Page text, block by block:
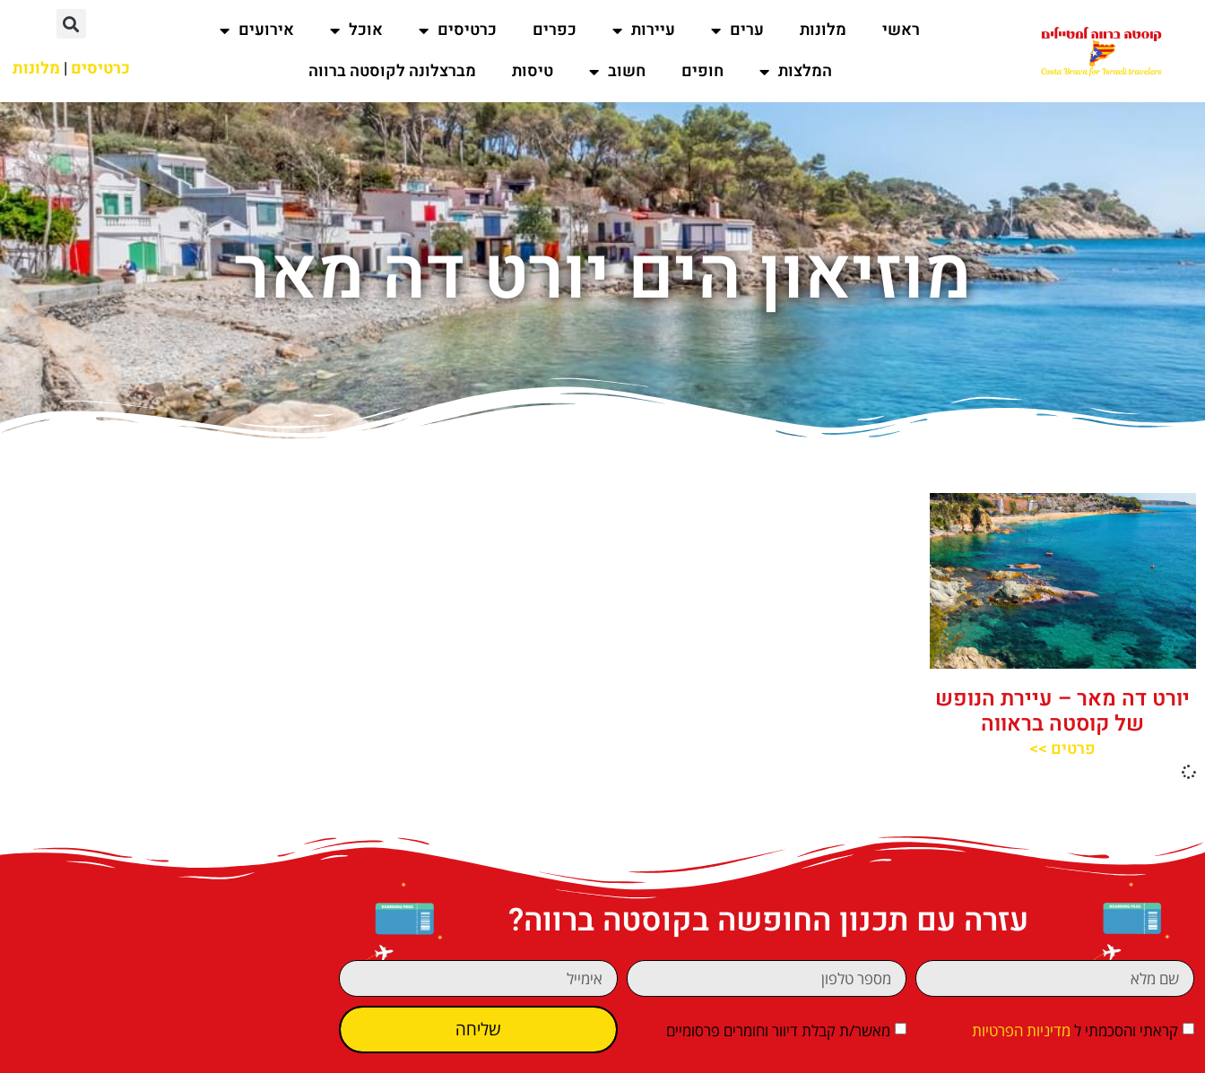
ראשי מלונות ערים עיירות כפרים כרטיסים אוכל
אירועים
המלצות
חופים חשוב טיסות מברצלונה לקוסטה ברווה כרטיסים | מלונות
מוזיאון הים יורט דה מאר
יורט דה מאר – עיירת הנופש
של קוסטה בראווה
פרטים >>
עזרה עם תכנון החופשה בקוסטה ברווה?
קראתי והסכמתי ל מדיניות הפרטיות מאשר/ת קבלת דיוור וחומרים פרסומיים שליחה